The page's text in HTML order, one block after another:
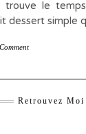
trouve le
dessert simple
Retrouvez Moi